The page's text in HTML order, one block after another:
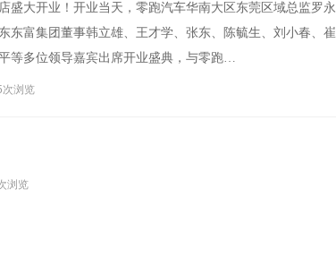
盛大开业！开业当天，零跑汽车华南大区东莞区域总监罗永
东富集团董事韩立雄、王才学、张东、陈毓生、刘小春、崔
等多位领导嘉宾出席开业盛典，与零跑…
浏览
浏览